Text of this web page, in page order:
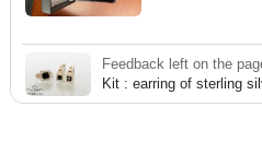
Feedback left on the